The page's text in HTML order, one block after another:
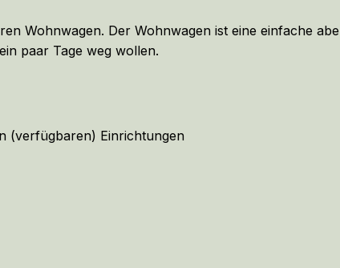
Wohnwagen. Der Wohnwagen ist eine einfache
paar Tage weg wollen.
(verfügbaren) Einrichtungen